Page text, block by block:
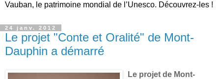
Vauban, le patrimoine mondial de l’Unesco. Découvrez-les !
24 janv. 2012
Le projet "Conte et Oralité" de Mont-
Dauphin a démarré
Le projet de Mont-